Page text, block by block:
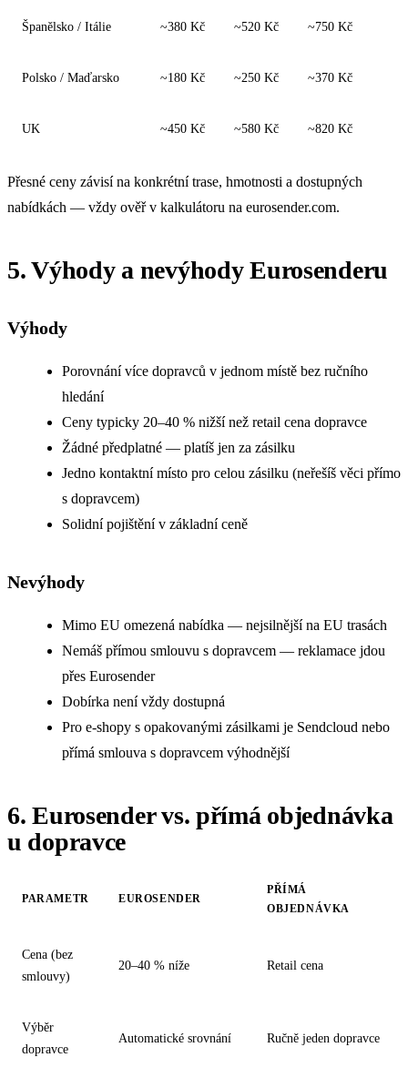
Španělsko / Itálie ~380 Kč ~520 Kč ~750 Kč
Polsko / Maďarsko ~180 Kč ~250 Kč ~370 Kč
UK ~450 Kč ~580 Kč ~820 Kč
Přesné ceny závisí na konkrétní trase, hmotnosti a dostupných
nabídkách — vždy ověř v kalkulátoru na eurosender.com.
5. Výhody a nevýhody Eurosenderu
Výhody
Porovnání více dopravců v jednom místě bez ručního
hledání
Ceny typicky 20–40 % nižší než retail cena dopravce
Žádné předplatné — platíš jen za zásilku
Jedno kontaktní místo pro celou zásilku (neřešíš věci přímo
s dopravcem)
Solidní pojištění v základní ceně
Nevýhody
Mimo EU omezená nabídka — nejsilnější na EU trasách
Nemáš přímou smlouvu s dopravcem — reklamace jdou
přes Eurosender
Dobírka není vždy dostupná
Pro e-shopy s opakovanými zásilkami je Sendcloud nebo
přímá smlouva s dopravcem výhodnější
6. Eurosender vs. přímá objednávka
u dopravce
PARAMETR EUROSENDER
PŘÍMÁ
OBJEDNÁVKA
Cena (bez
smlouvy)
20–40 % níže Retail cena
Výběr
dopravce
Automatické srovnání Ručně jeden dopravce